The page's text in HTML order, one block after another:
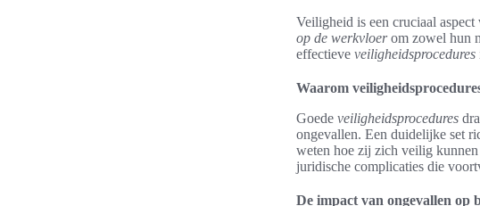
Veiligheid is een cruciaal
op de werkvloerom zowel hun
effectieve veiligheidsprocedures
Waarom
Goede veiligheidsprocedures
ongevallen. Een duidelijke set
weten hoe zij zich veilig
juridische complicaties die
De impact van ongevallen op